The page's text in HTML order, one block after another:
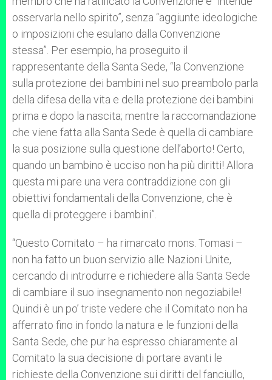
osservarla nello spirito”, senza “aggiunte ideologiche
o imposizioni che esulano dalla Convenzione
stessa”. Per esempio, ha proseguito il
rappresentante della Santa Sede, “la Convenzione
sulla protezione dei bambini nel suo preambolo parla
della difesa della vita e della protezione dei bambini
prima e dopo la nascita; mentre la raccomandazione
che viene fatta alla Santa Sede è quella di cambiare
la sua posizione sulla questione dell’aborto! Certo,
quando un bambino è ucciso non ha più diritti! Allora
questa mi pare una vera contraddizione con gli
obiettivi fondamentali della Convenzione, che è
quella di proteggere i bambini”.
“Questo Comitato – ha rimarcato mons. Tomasi –
non ha fatto un buon servizio alle Nazioni Unite,
cercando di introdurre e richiedere alla Santa Sede
di cambiare il suo insegnamento non negoziabile!
Quindi è un po’ triste vedere che il Comitato non ha
afferrato fino in fondo la natura e le funzioni della
Santa Sede, che pur ha espresso chiaramente al
Comitato la sua decisione di portare avanti le
richieste della Convenzione sui diritti del fanciullo,